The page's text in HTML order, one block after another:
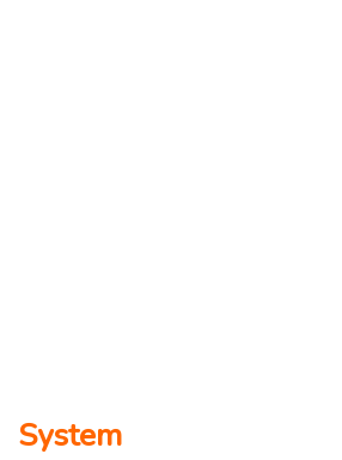
System